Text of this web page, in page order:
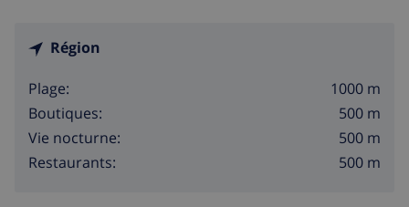
Région
Plage:
1000 m
Boutiques:
500 m
Vie nocturne:
500 m
Restaurants:
500 m